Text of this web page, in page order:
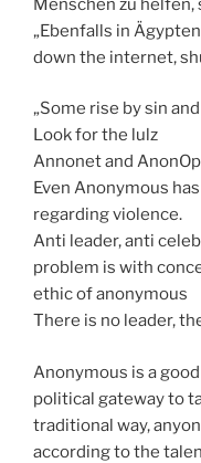
Menschen zu helfen,
„Ebenfalls in
down the internet,
„Some rise by sin
Look for the lulz
Annonet and
Even Anonymous
regarding violence.
Anti leader, anti
problem is with
ethic of anonymous
There is no leader,
Anonymous is a
political gateway to
traditional way,
according to the